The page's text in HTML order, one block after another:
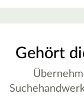
Gehört